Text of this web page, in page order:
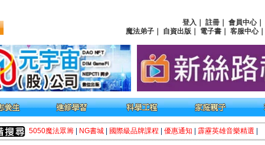
登入 註冊 會員中心｜
魔法弟子
自資出版 電子書 客服中心｜
5050魔法眾籌 NG書城 國際級品牌課程 優惠通知 霹靂英雄音樂精選